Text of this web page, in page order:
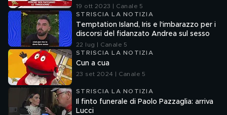
19 ott 2023 | Canale 5
STRISCIA LA NOTIZIA
Temptation Island, Iris e l'imbarazzo per i
discorsi del fidanzato Andrea sul sesso
22 lug | Canale 5
STRISCIA LA NOTIZIA
Cun a cua
23 set 2024 | Canale 5
STRISCIA LA NOTIZIA
Il finto funerale di Paolo Pazzaglia: arriva
Lucci